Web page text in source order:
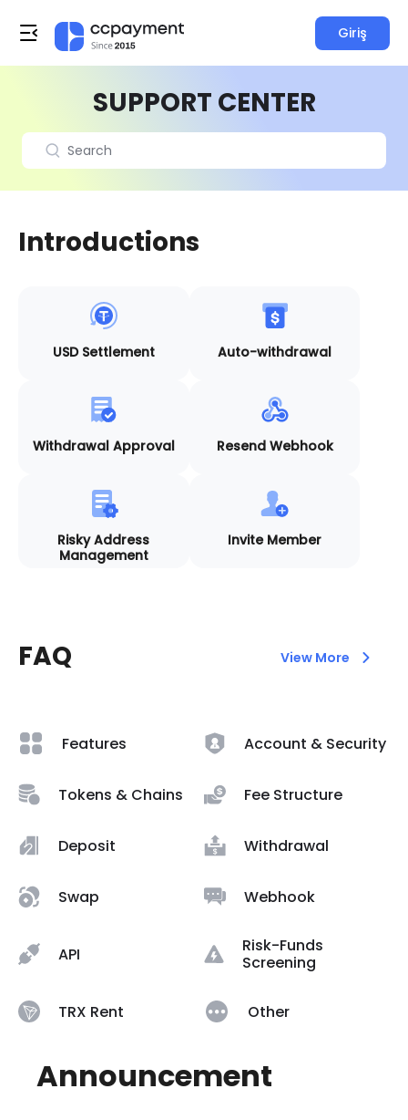
Giriş
SUPPORT CENTER
Introductions
USD Settlement Auto-withdrawal
Withdrawal Approval Resend Webhook
Risky Address
Management
Invite Member
FAQ View More
Features Account & Security
Tokens & Chains Fee Structure
Deposit Withdrawal
Swap Webhook
API
Risk-Funds
Screening
TRX Rent Other
Announcement